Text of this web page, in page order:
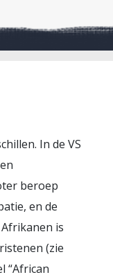
In de VS
beroep
en de
is
(zie
“African